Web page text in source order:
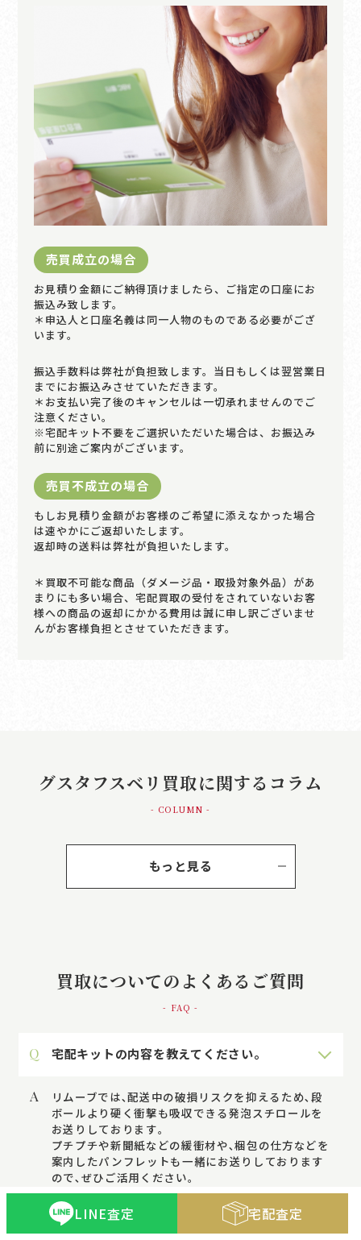
売買成立の場合
お見積り金額にご納得頂けましたら、ご指定の口座にお
振込み致します。
＊申込人と口座名義は同一人物のものである必要がござ
います。
振込手数料は弊社が負担致します。当日もしくは翌営業日
までにお振込みさせていただきます。
＊お支払い完了後のキャンセルは一切承れませんのでご
注意ください。
※宅配キット不要をご選択いただいた場合は、お振込み
前に別途ご案内がございます。
売買不成立の場合
もしお見積り金額がお客様のご希望に添えなかった場合
は速やかにご返却いたします。
返却時の送料は弊社が負担いたします。
＊買取不可能な商品（ダメージ品・取扱対象外品）があ
まりにも多い場合、宅配買取の受付をされていないお客
様への商品の返却にかかる費用は誠に申し訳ございませ
んがお客様負担とさせていただきます。
グスタフスベリ買取に関するコラム
- COLUMN -
もっと見る
買取についてのよくあるご質問
- FAQ -
Q 宅配キットの内容を教えてください。
A
リムーブでは､配送中の破損リスクを抑えるため､段
ボールより硬く衝撃も吸収できる発泡スチロールを
お送りしております｡
プチプチや新聞紙などの緩衝材や､梱包の仕方などを
案内したパンフレットも一緒にお送りしております
ので､ぜひご活用ください。
食器を梱包したらどうやって送ればいいです
LINE査定 宅配査定